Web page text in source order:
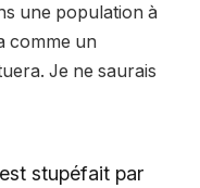
une population à
comme un
Je ne saurais
stupéfait par